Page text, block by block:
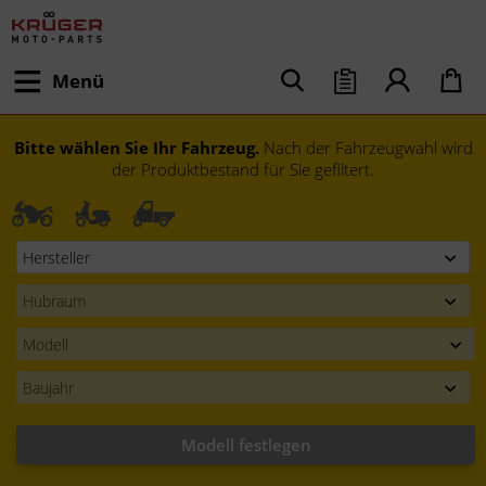
Menü
Bitte wählen Sie Ihr Fahrzeug. Nach der Fahrzeugwahl wird
der Produktbestand für Sie gefiltert.
Modell festlegen